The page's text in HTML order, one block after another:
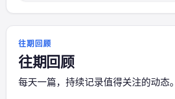
往期回顾
往期回顾
每天一篇，持续记录值得关注的动态。